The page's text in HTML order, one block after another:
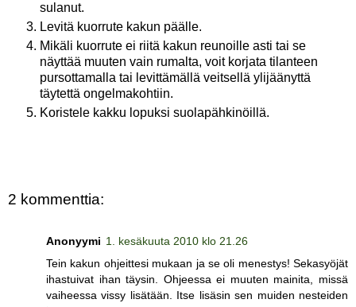
sulanut.
Levitä kuorrute kakun päälle.
Mikäli kuorrute ei riitä kakun reunoille asti tai se
näyttää muuten vain rumalta, voit korjata tilanteen
pursottamalla tai levittämällä veitsellä ylijäänyttä
täytettä ongelmakohtiin.
Koristele kakku lopuksi suolapähkinöillä.
2 kommenttia:
Anonyymi 1. kesäkuuta 2010 klo 21.26
Tein kakun ohjeittesi mukaan ja se oli menestys! Sekasyöjät
ihastuivat ihan täysin. Ohjeessa ei muuten mainita, missä
vaiheessa vissy lisätään. Itse lisäsin sen muiden nesteiden